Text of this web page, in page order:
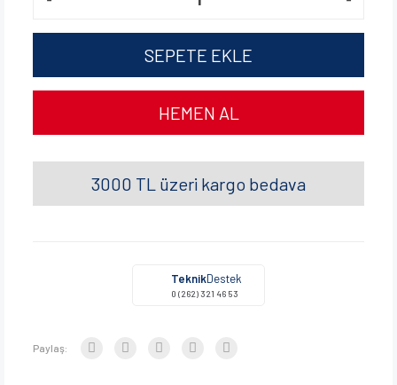
SEPETE EKLE
HEMEN AL
3000 TL üzeri kargo bedava
TeknikDestek
0 (262) 321 46 53
Paylaş: